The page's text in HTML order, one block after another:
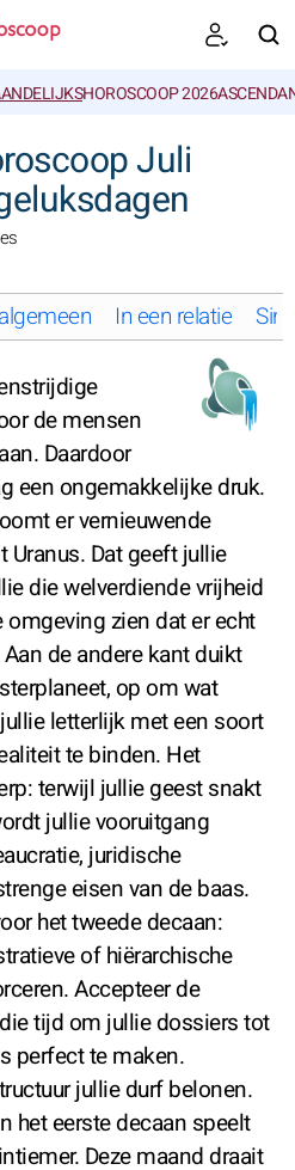
HOROSCOOP 2026
Juli
In een relatie
de mensen
Daardoor
een ongemakkelijke druk.
er vernieuwende
Uranus. Dat geeft jullie
die welverdiende vrijheid
zien dat er echt
de andere kant duikt
op om wat
letterlijk met een soort
te binden. Het
terwijl jullie geest snakt
jullie vooruitgang
juridische
eisen van de baas.
het tweede decaan:
of hiërarchische
Accepteer de
tijd om jullie dossiers tot
perfect te maken.
jullie durf belonen.
het eerste decaan speelt
Deze maand draait